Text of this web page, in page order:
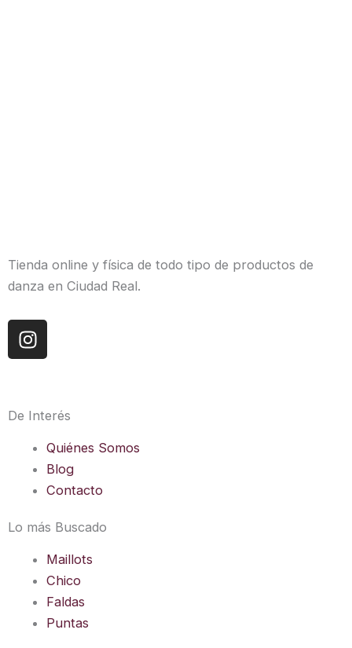
Tienda online y física de todo tipo de productos de
danza en Ciudad Real.
I
n
a
g
r
a
m
De Interés
Quiénes Somos
Blog
Contacto
Lo más Buscado
Maillots
Chico
Faldas
Puntas